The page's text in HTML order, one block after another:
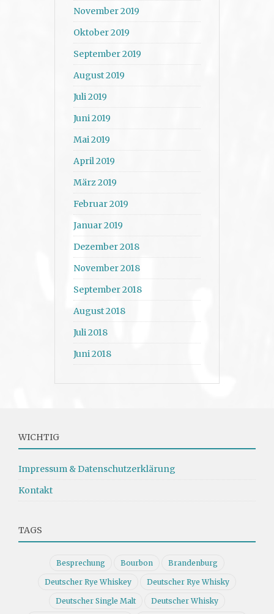
November 2019
Oktober 2019
September 2019
August 2019
Juli 2019
Juni 2019
Mai 2019
April 2019
März 2019
Februar 2019
Januar 2019
Dezember 2018
November 2018
September 2018
August 2018
Juli 2018
Juni 2018
WICHTIG
Impressum & Datenschutzerklärung
Kontakt
TAGS
Besprechung Bourbon Brandenburg
Deutscher Rye Whiskey Deutscher Rye Whisky
Deutscher Single Malt Deutscher Whisky